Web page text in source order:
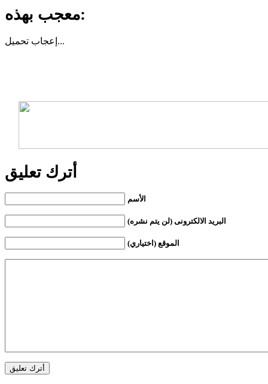
معجب بهذه:
إعجاب تحميل...
أترك تعليق
الأسم
البريد الالكترونى (لن يتم نشره)
الموقع (اختياري)